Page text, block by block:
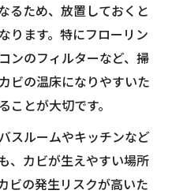
るため、放置しておくと
ります。特にフローリン
ンのフィルターなど、掃
ビの温床になりやすいた
とが大切です。
スルームやキッチンなど
、カビが生えやすい場所
ビの発生リスクが高いた